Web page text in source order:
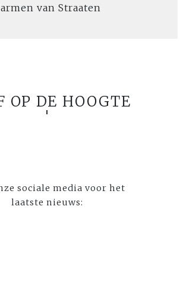
van Straaten
OP DE HOOGTE
sociale media voor het
laatste nieuws: